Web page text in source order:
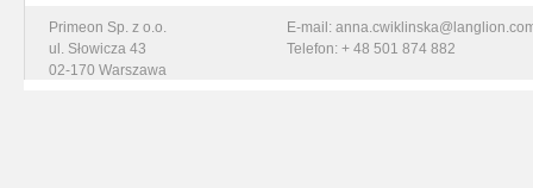
Primeon Sp. z o.o.
ul. Słowicza 43
02-170 Warszawa
E-mail:
Telefon: + 48 501 874 882